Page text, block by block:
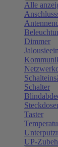
Alle
Dimmer
Schalter
Taster
UP-